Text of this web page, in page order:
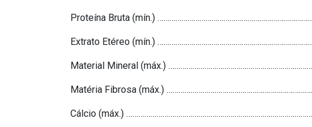
Proteína Bruta (mín.)
Extrato Etéreo (mín.)
Material Mineral (máx.)
Matéria Fibrosa (máx.)
Cálcio (máx.)